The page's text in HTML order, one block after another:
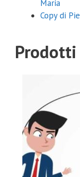
Maria
Copy di
Inserisci sotto la tua